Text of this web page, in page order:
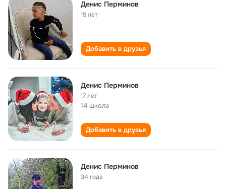
Денис Перминов
15 лет
Добавить в друзья
Денис Перминов
17 лет
14 школа
Добавить в друзья
Денис Перминов
34 года